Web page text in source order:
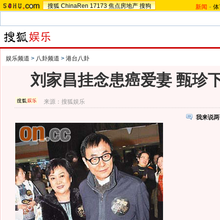
搜狐 ChinaRen 17173 焦点房地产 搜狗 新闻 -
娱乐频道 > 八卦频道 > 港台八卦
刘家昌挂念患癌爱妻 甄珍
来源：搜狐娱乐
我来说